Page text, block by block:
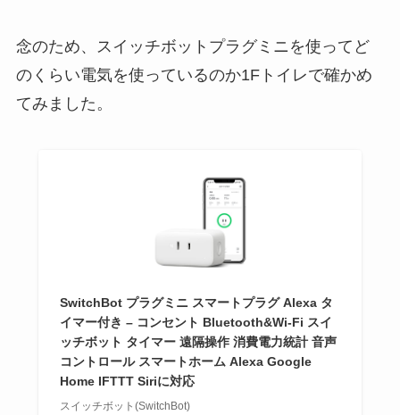
念のため、スイッチボットプラグミニを使ってど
のくらい電気を使っているのか1Fトイレで確かめ
てみました。
SwitchBot プラグミニ スマートプラグ Alexa タ
イマー付き – コンセント Bluetooth&Wi-Fi スイ
ッチボット タイマー 遠隔操作 消費電力統計 音声
コントロール スマートホーム Alexa Google
Home IFTTT Siriに対応
スイッチボット(SwitchBot)